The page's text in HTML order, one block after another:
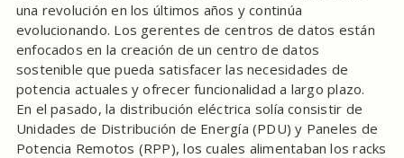
una revolución en los últimos años y continúa
evolucionando. Los gerentes de centros de datos están
enfocados en la creación de un centro de datos
sostenible que pueda satisfacer las necesidades de
potencia actuales y ofrecer funcionalidad a largo plazo.
En el pasado, la distribución eléctrica solía consistir de
Unidades de Distribución de Energía (PDU) y Paneles de
Potencia Remotos (RPP), los cuales alimentaban los racks